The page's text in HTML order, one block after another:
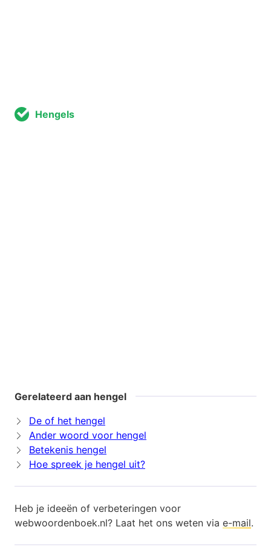
Hengels
Gerelateerd aan hengel
De of het hengel
Ander woord voor hengel
Betekenis hengel
Hoe spreek je hengel uit?
Heb je ideeën of verbeteringen voor
webwoordenboek.nl? Laat het ons weten via e-mail.